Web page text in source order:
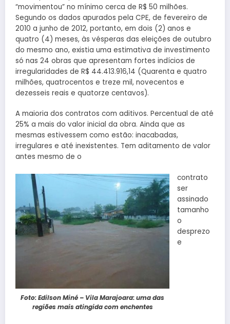
“movimentou” no mínimo cerca de R$ 50 milhões.
Segundo os dados apurados pela CPE, de fevereiro de
2010 a junho de 2012, portanto, em dois (2) anos e
quatro (4) meses, às vésperas das eleições de outubro
do mesmo ano, existia uma estimativa de investimento
só nas 24 obras que apresentam fortes indícios de
irregularidades de R$ 44.413.916,14 (Quarenta e quatro
milhões, quatrocentos e treze mil, novecentos e
dezesseis reais e quatorze centavos).
A maioria dos contratos com aditivos. Percentual de até
25% a mais do valor inicial da obra. Ainda que as
mesmas estivessem como estão: inacabadas,
irregulares e até inexistentes. Tem aditamento de valor
antes mesmo de o
Foto: Edilson Miné – Vila Marajoara: uma das
regiões mais atingida com enchentes
contrato
ser
assinado
tamanho
o
desprezo
e